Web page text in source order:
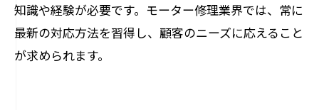
知識や経験が必要です。モーター修理業界では、常に
最新の対応方法を習得し、顧客のニーズに応えること
が求められます。